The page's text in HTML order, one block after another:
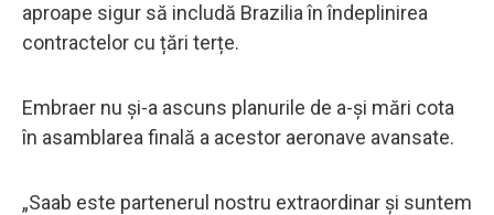
aproape sigur să includă Brazilia în îndeplinirea
contractelor cu țări terțe.
Embraer nu și-a ascuns planurile de a-și mări cota
în asamblarea finală a acestor aeronave avansate.
„Saab este partenerul nostru extraordinar și suntem